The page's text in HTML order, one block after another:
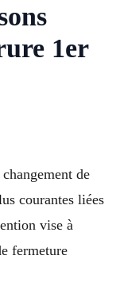
1er
de
courantes liées
vise à
fermeture